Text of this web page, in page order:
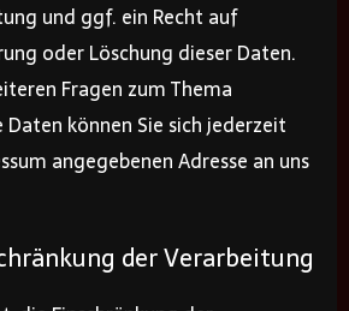
und ggf. ein Recht auf
oder Löschung dieser Daten.
Fragen zum Thema
können Sie sich jederzeit
angegebenen Adresse an uns
der Verarbeitung